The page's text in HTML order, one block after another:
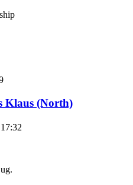
Klaus (North)